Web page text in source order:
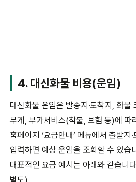
4. 대신화물 비용(운임)
대신화물 운임은 발송지·도착지, 화
무게, 부가서비스(착불, 보험 등)에 따
홈페이지 ‘요금안내’ 메뉴에서 출발지
입력하면 예상 운임을 조회할 수 있습
대표적인 요금 예시는 아래와 같습니
별도)